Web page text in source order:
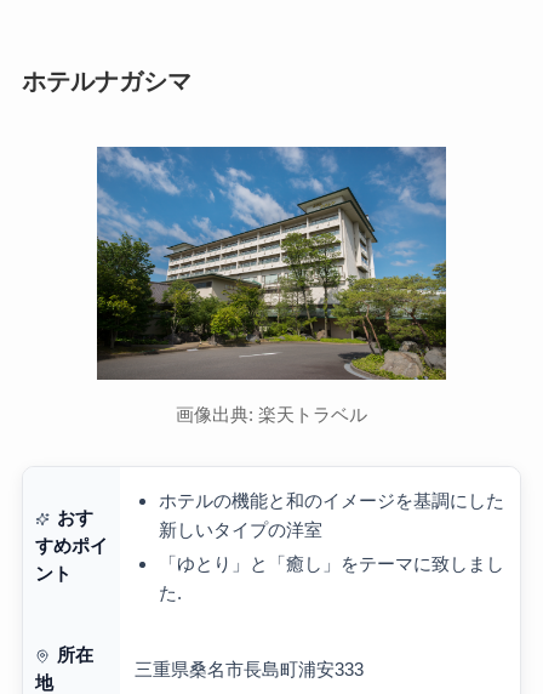
ホテルナガシマ
画像出典: 楽天トラベル
おす
すめポイ
ント
ホテルの機能と和のイメージを基調にした
新しいタイプの洋室
「ゆとり」と「癒し」をテーマに致しまし
た.
所在
地
三重県桑名市長島町浦安333